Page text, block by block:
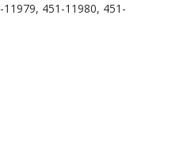
451-11980, 451-